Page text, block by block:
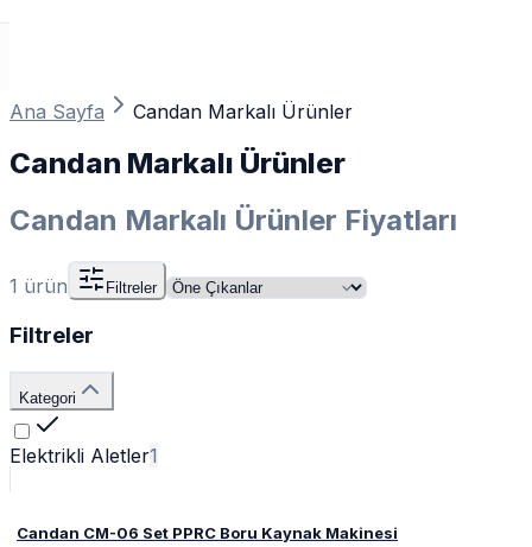
Ana Sayfa Candan Markalı Ürünler
Candan Markalı Ürünler
Candan Markalı Ürünler Fiyatları
1 ürün Filtreler
Filtreler
Kategori
Elektrikli Aletler1
Candan CM-06 Set PPRC Boru Kaynak Makinesi